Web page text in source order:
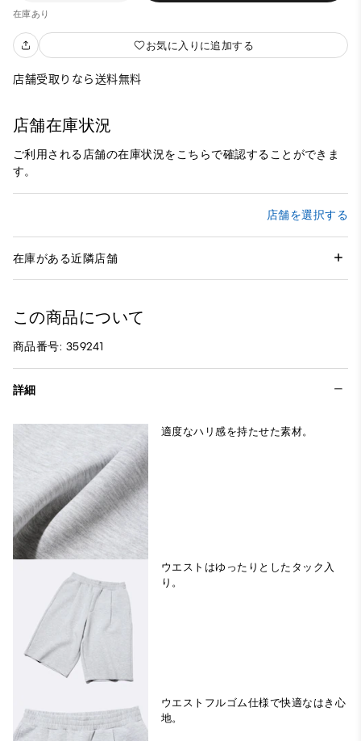
在庫あり
お気に入りに追加する
店舗受取りなら送料無料
店舗在庫状況
ご利用される店舗の在庫状況をこちらで確認することができま
す。
店舗を選択する
在庫がある近隣店舗
この商品について
商品番号: 359241
詳細
適度なハリ感を持たせた素材。
ウエストはゆったりとしたタック入
り。
ウエストフルゴム仕様で快適なはき心
地。